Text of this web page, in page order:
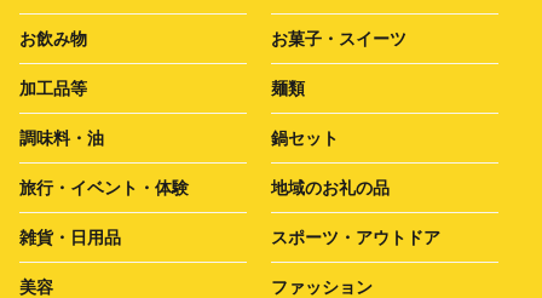
お飲み物 お菓子・スイーツ
加工品等 麺類
調味料・油 鍋セット
旅行・イベント・体験 地域のお礼の品
雑貨・日用品 スポーツ・アウトドア
美容 ファッション